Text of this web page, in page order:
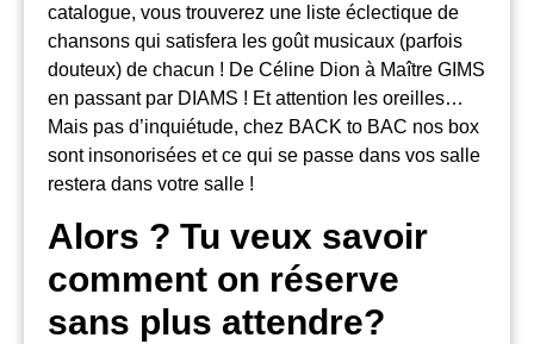
catalogue, vous trouverez une liste éclectique de
chansons qui satisfera les goût musicaux (parfois
douteux) de chacun ! De Céline Dion à Maître GIMS
en passant par DIAMS ! Et attention les oreilles…
Mais pas d’inquiétude, chez BACK to BAC nos box
sont insonorisées et ce qui se passe dans vos salle
restera dans votre salle !
Alors ? Tu veux savoir
comment on réserve
sans plus attendre?